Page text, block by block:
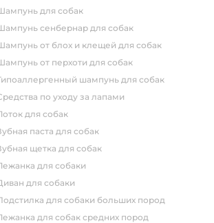
шампунь для собак
шампунь сенбернар для собак
шампунь от блох и клещей для собак
шампунь от перхоти для собак
гипоаллергенный шампунь для собак
средства по уходу за лапами
лоток для собак
зубная паста для собак
зубная щетка для собак
лежанка для собаки
диван для собаки
подстилка для собаки больших пород
лежанка для собак средних пород